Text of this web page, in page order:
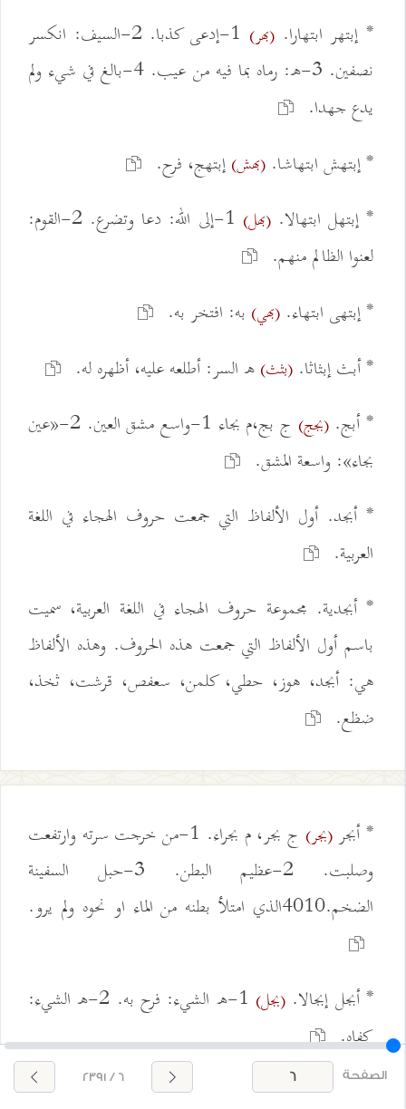
* إبتهر ابتهارا.(بهر)
1-إدعى كذبا. 2-السيف: انكسر
نصفين. 3-ه: رماه بما فيه من عيب. 4-بالغ في شيء ولم
يدع جهدا.
* إبتهش ابتهاشا. (بهش)إبتهج، فرح.
* إبتهل ابتهالا.(بهل)
1-إلى الله: دعا وتضرع. 2-القوم:
لعنوا الظالم منهم.
* إبتهى ابتهاء. (بهي) به: افتخر به.
* أبث إبثاثا. (بثث)ه السر: أطلعه عليه، أظهره له.
* أبج.(بجج)
ج بج،م بجاء 1-واسع مشق العين. 2-«عين
بجاء»: واسعة المشق.
* أبجد. أول الألفاظ التي جمعت حروف الهجاء في اللغة
العربية.
* أبجدية. مجموعة حروف الهجاء في اللغة العربية، سميت
باسم أول الألفاظ التي جمعت هذه الحروف. وهذه الألفاظ
هي: أبجد، هوز، حطي، كلمن، سعفص، قرشت، ثخذ،
ضظع.
* أبجر(بجر)
ج بجر، م بجراء. 1-من خرجت سرته وارتفعت
وصلبت. 2-عظيم البطن. 3-حبل السفينة
الضخم.4010الذي امتلأ بطنه من الماء او نحوه ولم يرو.
* أبجل إبجالا. (بجل)
1-ه الشيء: فرح به. 2-ه الشيء:
كفاه.
* أبجل.(بجل)عرق غليظ في اليد أو في الرجل، ج أباجل. الصفحة 6 / 2391